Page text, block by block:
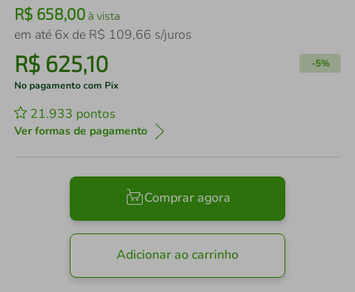
R$ 658,00à vista
em até 6x de R$ 109,66 s/juros
R$ 625,10 -5%
No pagamento com Pix
21.933 pontos
Ver formas de pagamento
Comprar agora
Adicionar ao carrinho